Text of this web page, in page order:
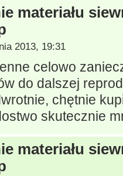
materiału
2013, 19:31
celowo
do dalszej
chętnie
skutecznie
materiału